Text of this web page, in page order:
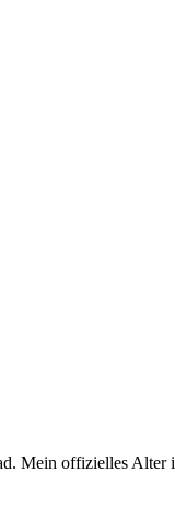
Mein offizielles Alter